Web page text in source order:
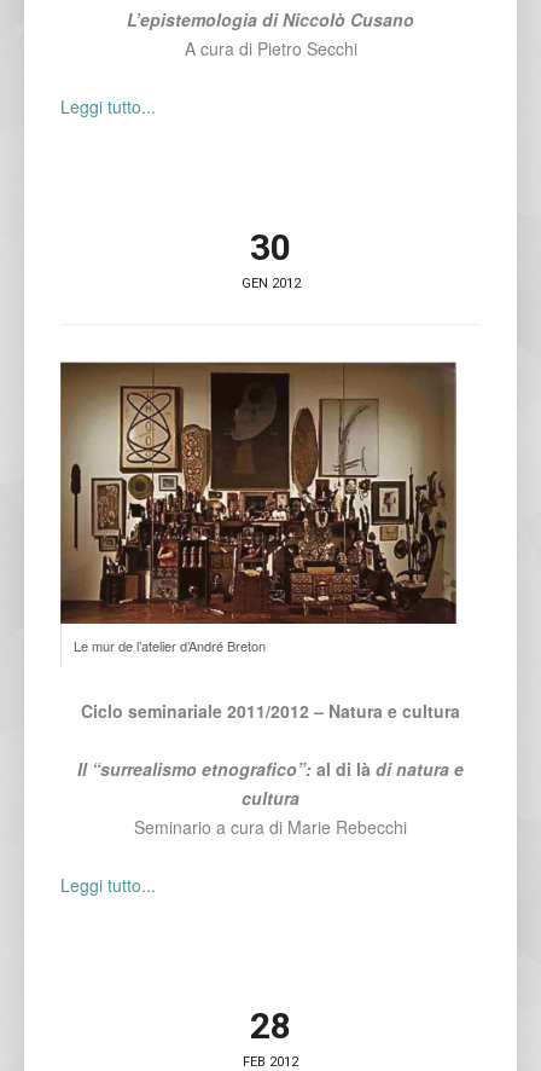
L’epistemologia di Niccolò Cusano
A cura di Pietro Secchi
Leggi tutto...
30
GEN 2012
Le mur de l’atelier d’André Breton
Ciclo seminariale 2011/2012 – Natura e cultura
Il “surrealismo etnografico”: al di là di natura e
cultura
Seminario a cura di Marie Rebecchi
Leggi tutto...
28
FEB 2012